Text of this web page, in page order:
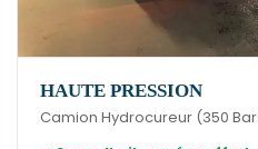
HAUTE PRESSION
Camion Hydrocureur (350